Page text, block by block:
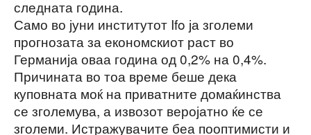
следната година.
Само во јуни институтот Ifo ја зголеми
прогнозата за економскиот раст во
Германија оваа година од 0,2% на 0,4%.
Причината во тоа време беше дека
куповната моќ на приватните домаќинства
се зголемува, а извозот веројатно ќе се
зголеми. Истражувачите беа пооптимисти и